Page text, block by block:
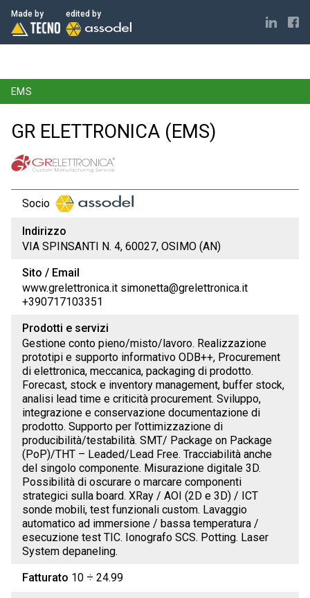
Made by edited by
ELECTRONICS MADE IN ITALY
EMS
GR ELETTRONICA (EMS)
Socio
Indirizzo
VIA SPINSANTI N. 4, 60027, OSIMO (AN)
Sito / Email
www.grelettronica.it simonetta@grelettronica.it
+390717103351
Prodotti e servizi
Gestione conto pieno/misto/lavoro. Realizzazione
prototipi e supporto informativo ODB++, Procurement
di elettronica, meccanica, packaging di prodotto.
Forecast, stock e inventory management, buffer stock,
analisi lead time e criticità procurement. Sviluppo,
integrazione e conservazione documentazione di
prodotto. Supporto per l’ottimizzazione di
producibilità/testabilità. SMT/ Package on Package
(PoP)/THT – Leaded/Lead Free. Tracciabilità anche
del singolo componente. Misurazione digitale 3D.
Possibilità di oscurare o marcare componenti
strategici sulla board. XRay / AOI (2D e 3D) / ICT
sonde mobili, test funzionali custom. Lavaggio
automatico ad immersione / bassa temperatura /
esecuzione test TIC. Ionografo SCS. Potting. Laser
System depaneling.
Fatturato 10 ÷ 24.99